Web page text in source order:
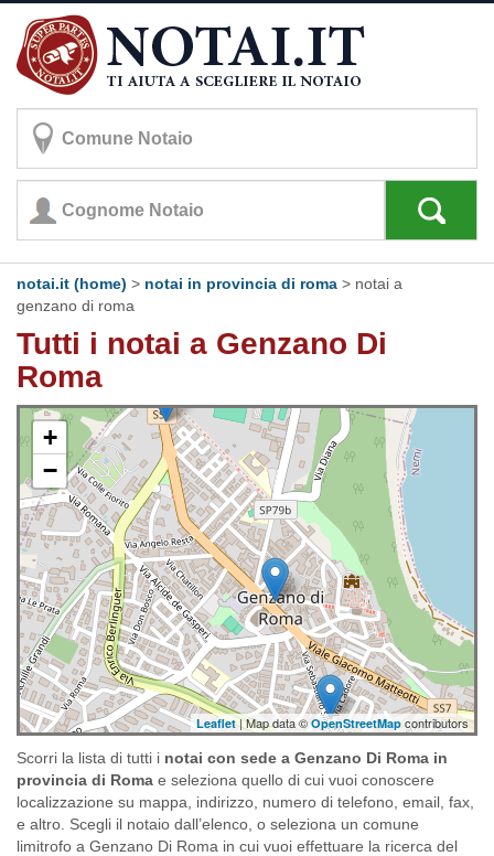
notai.it (home) > notai in provincia di roma > notai a
genzano di roma
Tutti i notai a Genzano Di
Roma
+
−
Leaflet| Map data ©OpenStreetMap contributors
Scorri la lista di tutti i notai con sede a Genzano Di Roma in
provincia di Roma e seleziona quello di cui vuoi conoscere
localizzazione su mappa, indirizzo, numero di telefono, email, fax,
e altro. Scegli il notaio dall’elenco, o seleziona un comune
limitrofo a Genzano Di Roma in cui vuoi effettuare la ricerca del